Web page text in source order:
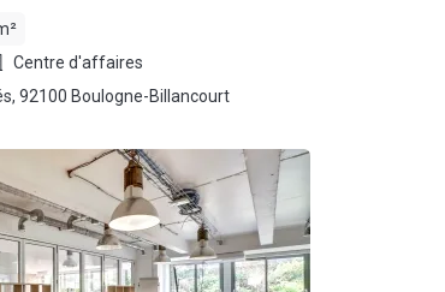
Centre d'affaires
Rue des Longs Prés, 92100 Boulogne-Billancourt